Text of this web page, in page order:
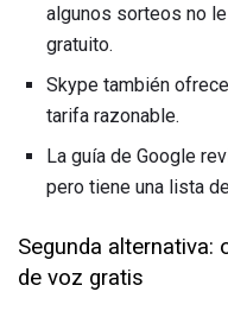
algunos sorteos no
gratuito.
Skype también
tarifa razonable.
La guía de Google
pero tiene una lista
Segunda alternativa:
de voz gratis